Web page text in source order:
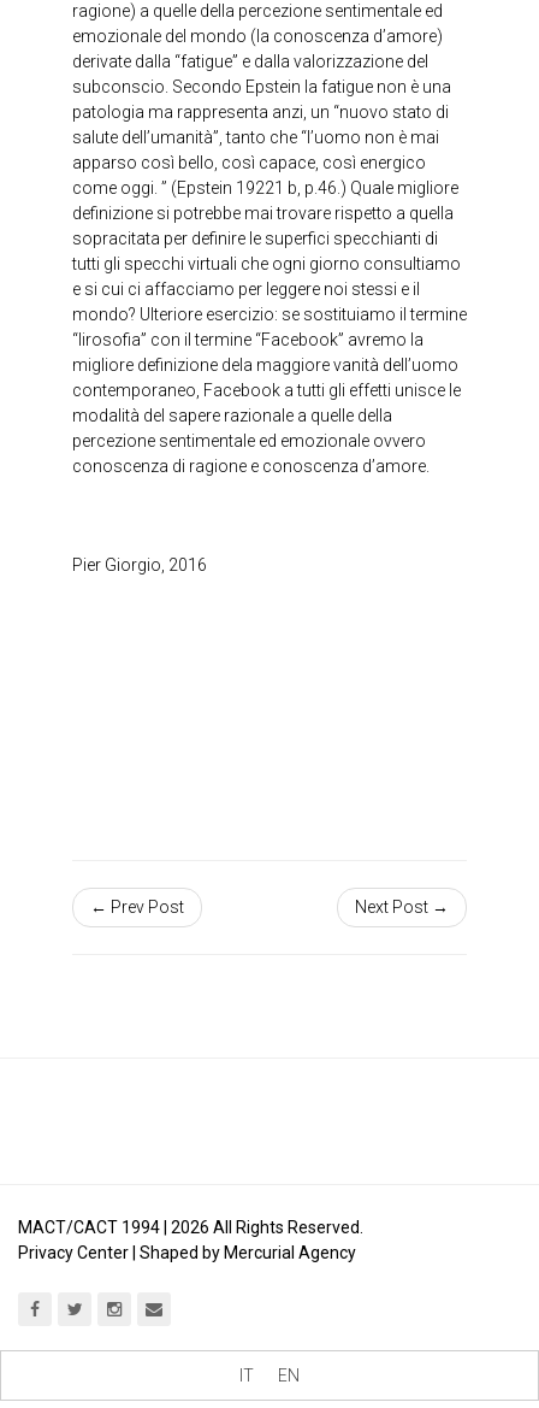
ragione) a quelle della percezione sentimentale ed
emozionale del mondo (la conoscenza d’amore)
derivate dalla “fatigue” e dalla valorizzazione del
subconscio. Secondo Epstein la fatigue non è una
patologia ma rappresenta anzi, un “nuovo stato di
salute dell’umanità”, tanto che “l’uomo non è mai
apparso così bello, così capace, così energico
come oggi. ” (Epstein 19221 b, p.46.) Quale migliore
definizione si potrebbe mai trovare rispetto a quella
sopracitata per definire le superfici specchianti di
tutti gli specchi virtuali che ogni giorno consultiamo
e si cui ci affacciamo per leggere noi stessi e il
mondo? Ulteriore esercizio: se sostituiamo il termine
“lirosofia” con il termine “Facebook” avremo la
migliore definizione dela maggiore vanità dell’uomo
contemporaneo, Facebook a tutti gli effetti unisce le
modalità del sapere razionale a quelle della
percezione sentimentale ed emozionale ovvero
conoscenza di ragione e conoscenza d’amore.
Pier Giorgio, 2016
← Prev Post Next Post →
MACT/CACT 1994 | 2026 All Rights Reserved.
Privacy Center | Shaped by Mercurial Agency
IT EN